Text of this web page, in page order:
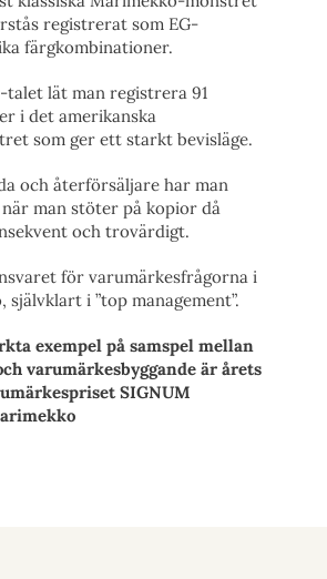
registrerat som EG-
färgkombinationer.
talet lät man registrera 91
i det amerikanska
som ger ett starkt bevisläge.
och återförsäljare har man
man stöter på kopior då
och trovärdigt.
för varumärkesfrågorna i
självklart i ”top management”.
exempel på samspel mellan
varumärkesbyggande är årets
SIGNUM